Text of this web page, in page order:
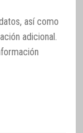
así como
adicional.